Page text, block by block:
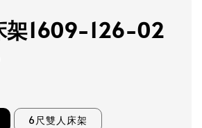
架1609-126-02
6尺雙人床架